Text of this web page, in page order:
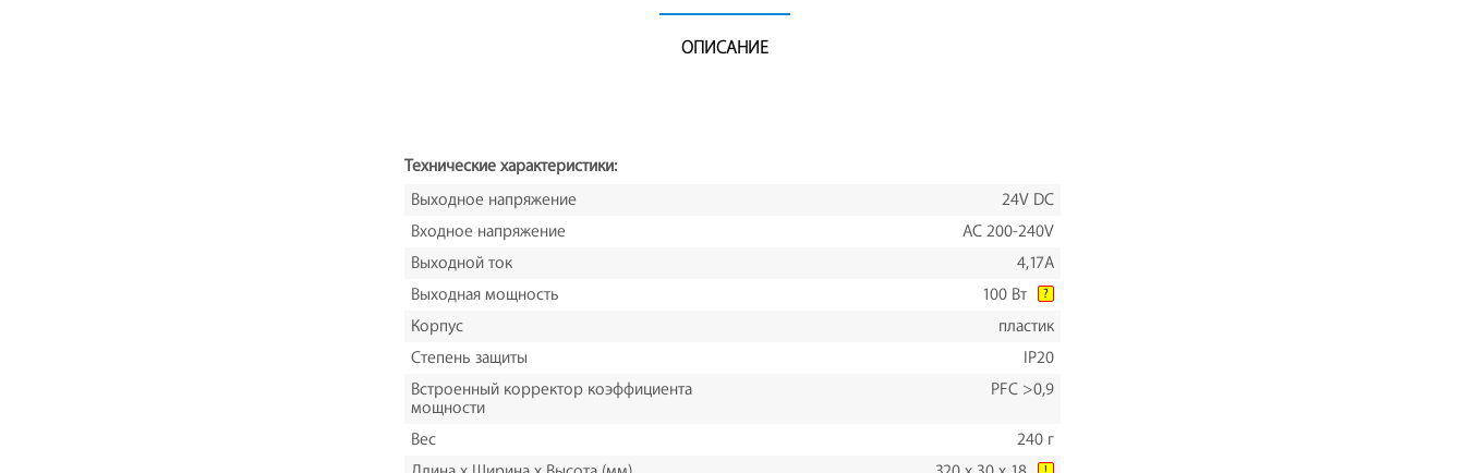
ОПИСАНИЕ
Технические характеристики:
Выходное напряжение
24V DC
Входное напряжение
AC 200-240V
Выходной ток
4,17A
Выходная мощность
100 Вт ?
Корпус
пластик
Степень защиты
IP20
Встроенный корректор коэффициента
мощности
PFC >0,9
Вес
240 г